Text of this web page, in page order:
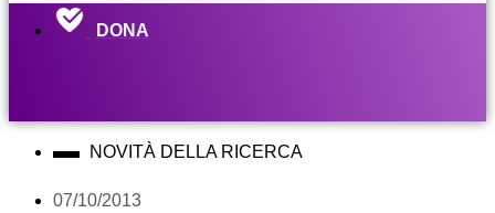
DONA
NOVITÀ DELLA RICERCA
07/10/2013